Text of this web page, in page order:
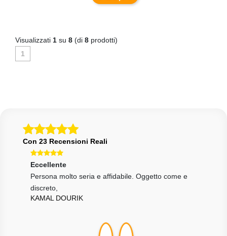
Visualizzati 1 su 8 (di 8 prodotti)
1
Con 23 Recensioni Reali
Eccellente
Persona molto seria e affidabile. Oggetto come e
discreto,
KAMAL DOURIK